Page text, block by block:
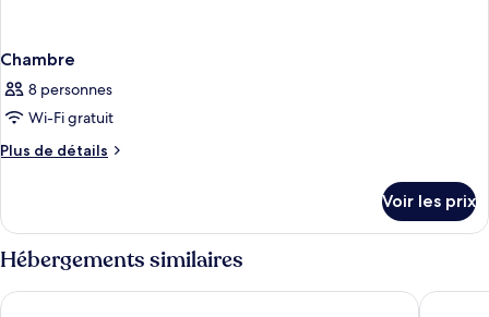
Chambre
8 personnes
Wi-Fi gratuit
Plus de détails
Plus
le
type
de
chambre
Chambre
Voir les prix
Hébergements similaires
Equus Inn Ocala The